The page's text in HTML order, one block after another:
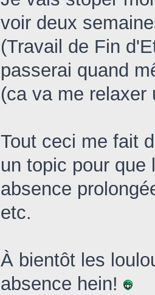
voir deux
(Travail de Fin
passerai quand
(ca va me
Tout ceci me fait
un topic pour que
absence
etc.
À bientôt les
absence hein!